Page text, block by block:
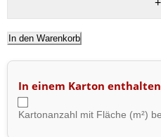
In den Warenkorb
In einem Karton
Kartonanzahl mit Fläche (m²)